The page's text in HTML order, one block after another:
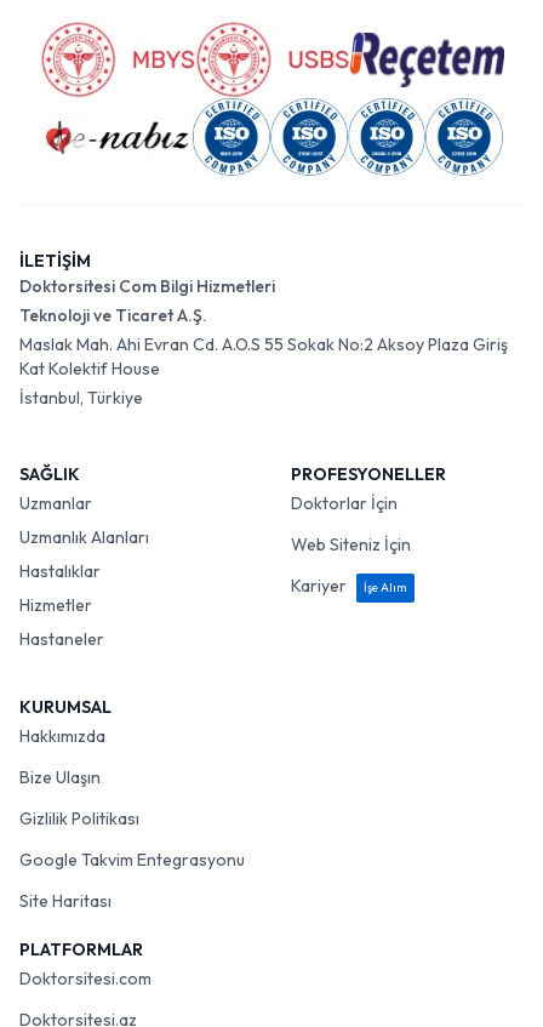
İLETİŞİM
Doktorsitesi Com Bilgi Hizmetleri
Teknoloji ve Ticaret A.Ş.
Maslak Mah. Ahi Evran Cd. A.O.S 55 Sokak No:2 Aksoy Plaza Giriş
Kat Kolektif House
İstanbul, Türkiye
SAĞLIK
Uzmanlar
Uzmanlık Alanları
Hastalıklar
Hizmetler
Hastaneler
PROFESYONELLER
Doktorlar İçin
Web Siteniz İçin
Kariyer
İşe Alım
KURUMSAL
Hakkımızda
Bize Ulaşın
Gizlilik Politikası
Google Takvim Entegrasyonu
Site Haritası
PLATFORMLAR
Doktorsitesi.com
Doktorsitesi.az